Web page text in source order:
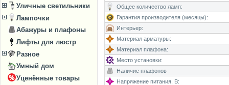
Уличные светильники
Лампочки
Абажуры и плафоны
Лифты для люстр
Разное
Умный дом
Уценённые товары
Общее количество ламп:
Гарантия производителя (месяцы):
Интерьер:
Материал арматуры:
Материал плафона:
Место установки:
Наличие плафонов
Напряжение питания, В: